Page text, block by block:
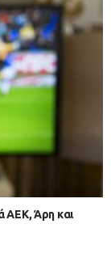
ΑΕΚ, Άρη και